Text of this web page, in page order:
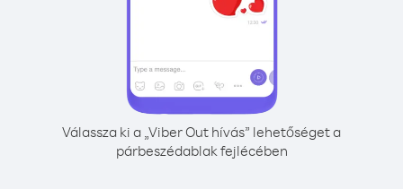
Válassza ki a „Viber Out hívás” lehetőséget a
párbeszédablak fejlécében